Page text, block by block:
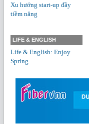
Xu hướng start-up đầy
tiềm năng
LIFE & ENGLISH
Life & English: Enjoy
Spring